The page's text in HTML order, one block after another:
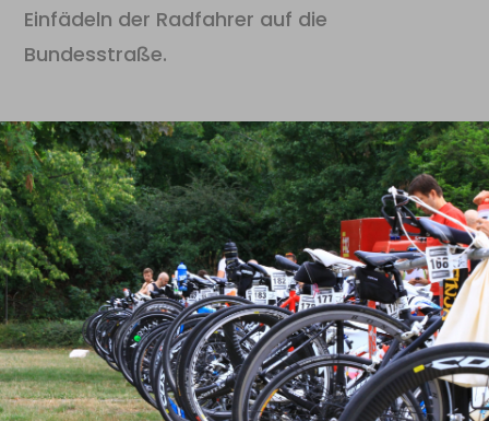
Einfädeln der Radfahrer auf die
Bundesstraße.